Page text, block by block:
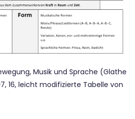
Musik und Sprache (Glathe
16, leicht modifizierte Tabelle von